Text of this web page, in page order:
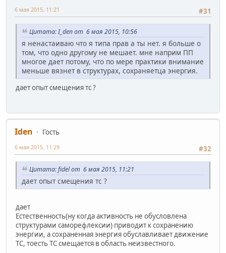
#31
6 мая 2015, 11:21
Цитата: I_den от 6 мая 2015, 10:56
я ненастаиваю что я типа прав а ты нет. я больше о
том, что одно другому не мешает. мне наприм ПП
многое дает потому, что по мере практики внимание
меньше вязнет в структурах, сохраняетца энергия.
дает опыт смещения тс ?
Iden
Гость
#32
6 мая 2015, 11:29
Цитата: fidel от 6 мая 2015, 11:21
дает опыт смещения тс ?
дает
Естественность(ну когда активность не обусловлена
структурами саморефлексии) приводит к сохранению
энергии, а сохраненная энергия обуславливает движение
ТС, тоесть ТС смещается в область неизвестного.